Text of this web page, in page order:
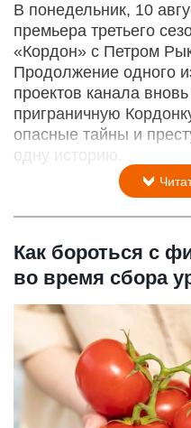
В понедельник, 10
премьера третьего
«Кордон» с Петром
Продолжение одного
проектов канала
приграничную
опасные тайны и
одну историю.
Как бороться с
во время сбора